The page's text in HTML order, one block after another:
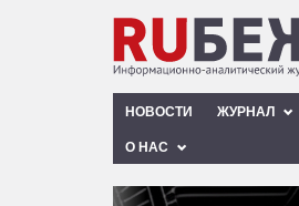
НОВОСТИ ЖУРНАЛ
О НАС